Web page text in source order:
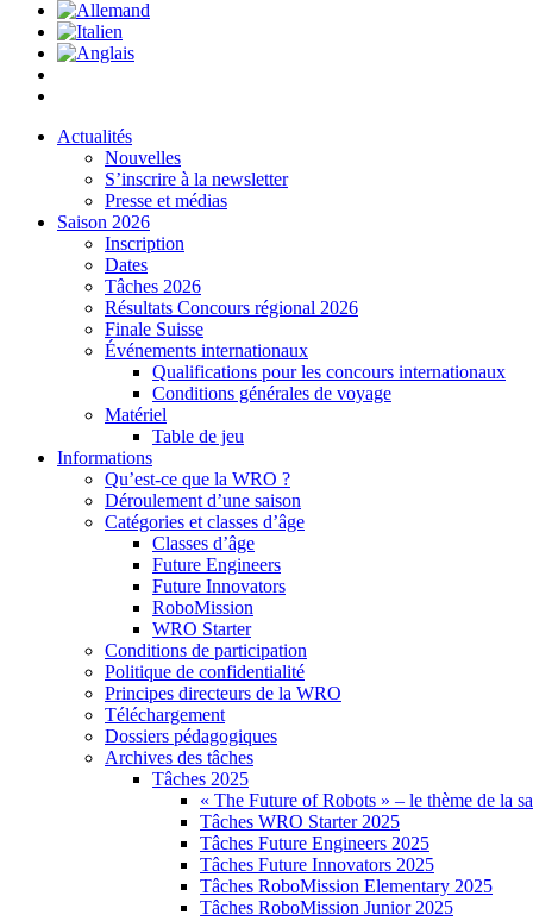
Actualités
Nouvelles
S’inscrire à la newsletter
Presse et médias
Saison 2026
Inscription
Dates
Tâches 2026
Résultats Concours régional 2026
Finale Suisse
Événements internationaux
Qualifications pour les concours internationaux
Conditions générales de voyage
Matériel
Table de jeu
Informations
Qu’est-ce que la WRO ?
Déroulement d’une saison
Catégories et classes d’âge
Classes d’âge
Future Engineers
Future Innovators
RoboMission
WRO Starter
Conditions de participation
Politique de confidentialité
Principes directeurs de la WRO
Téléchargement
Dossiers pédagogiques
Archives des tâches
Tâches 2025
« The Future of Robots » – le thème de la
Tâches WRO Starter 2025
Tâches Future Engineers 2025
Tâches Future Innovators 2025
Tâches RoboMission Elementary 2025
Tâches RoboMission Junior 2025